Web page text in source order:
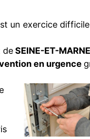
un exercice
deSEINE-ET-
en urgence